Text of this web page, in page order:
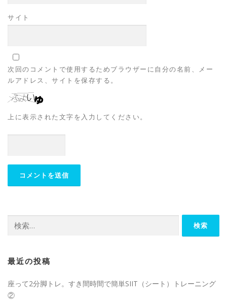
サイト
次回のコメントで使用するためブラウザーに自分の名前、メー
ルアドレス、サイトを保存する。
上に表示された文字を入力してください。
最近の投稿
座って2分脚トレ。すき間時間で簡単SIIT（シート）トレーニング
②